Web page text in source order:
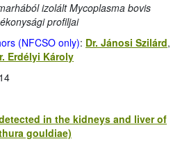
izolált Mycoplasma bovis
profiljai
(NFCSO only): Dr. Jánosi Szilárd,
Erdélyi Károly
in the kidneys and liver of
gouldiae)